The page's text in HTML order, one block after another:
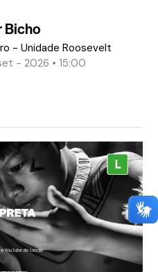
Bicho
- Unidade Roosevelt
- 2026 • 15:00